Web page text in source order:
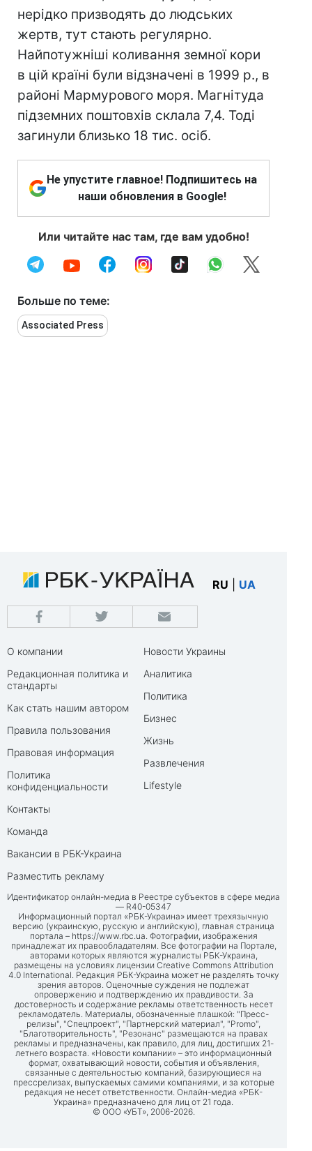
нерідко призводять до людських
жертв, тут стають регулярно.
Найпотужніші коливання земної кори
в цій країні були відзначені в 1999 р., в
районі Мармурового моря. Магнітуда
підземних поштовхів склала 7,4. Тоді
загинули близько 18 тис. осіб.
Не упустите главное! Подпишитесь на
наши обновления в Google!
Или читайте нас там, где вам удобно!
Больше по теме:
Associated Press
RU UA
О компании
Редакционная политика и
стандарты
Как стать нашим автором
Правила пользования
Правовая информация
Политика
конфиденциальности
Контакты
Команда
Вакансии в РБК-Украина
Разместить рекламу
Новости Украины
Аналитика
Политика
Бизнес
Жизнь
Развлечения
Lifestyle
Идентификатор онлайн-медиа в Реестре субъектов в сфере медиа
— R40-05347
Информационный портал «РБК-Украина» имеет трехязычную
версию (украинскую, русскую и английскую), главная страница
портала – https://www.rbc.ua. Фотографии, изображения
принадлежат их правообладателям. Все фотографии на Портале,
авторами которых являются журналисты РБК-Украина,
размещены на условиях лицензии Creative Commons Attribution
4.0 International. Редакция РБК-Украина может не разделять точку
зрения авторов. Оценочные суждения не подлежат
опровержению и подтверждению их правдивости. За
достоверность и содержание рекламы ответственность несет
рекламодатель. Материалы, обозначенные плашкой: "Пресс-
релизы", "Спецпроект", "Партнерский материал", "Promo",
"Благотворительность", "Резонанс" размещаются на правах
рекламы и предназначены, как правило, для лиц, достигших 21-
летнего возраста. «Новости компании» – это информационный
формат, охватывающий новости, события и объявления,
связанные с деятельностью компаний, базирующиеся на
прессрелизах, выпускаемых самими компаниями, и за которые
редакция не несет ответственности. Онлайн-медиа «РБК-
Украина» предназначено для лиц от 21 года.
© ООО «УБТ», 2006-2026.